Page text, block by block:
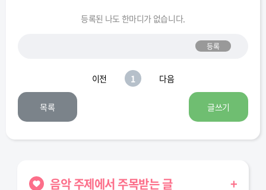
등록된 나도 한마디가 없습니다.
등록
이전 1 다음
목록 글쓰기
음악 주제에서 주목받는 글 +